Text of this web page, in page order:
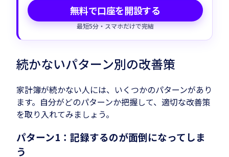
無料で口座を開設する
最短5分・スマホだけで完結
続かないパターン別の改善策
家計簿が続かない人には、いくつかのパターンがあり
ます。自分がどのパターンか把握して、適切な改善策
を取り入れてみましょう。
パターン1：記録するのが面倒になってしま
う